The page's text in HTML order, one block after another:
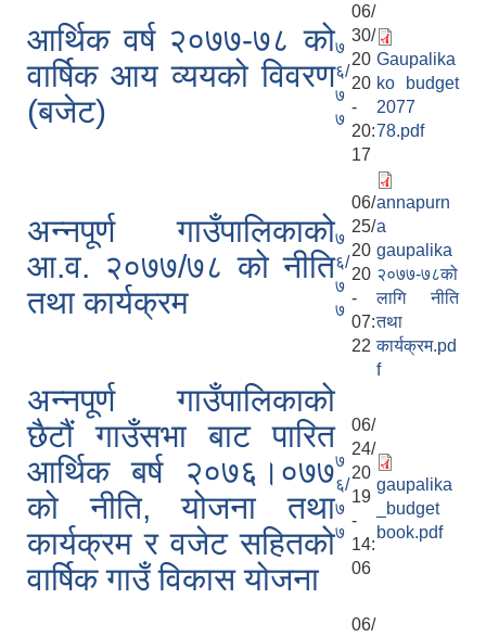
आर्थिक वर्ष २०७७-७८ को
वार्षिक आय व्ययको विवरण
(बजेट)
७
६/
७
७
06/
30/
20
20
-
20:
17
Gaupalika
ko budget
2077
78.pdf
अन्नपूर्ण गाउँपालिकाको
आ.व. २०७७/७८ को नीति
तथा कार्यक्रम
७
६/
७
७
06/
25/
20
20
-
07:
22
annapurn
a
gaupalika
२०७७-७८को
लागि नीति
तथा
कार्यक्रम.pd
f
अन्नपूर्ण गाउँपालिकाको
छैटौं गाउँसभा बाट पारित
आर्थिक बर्ष २०७६।०७७
को नीति, योजना तथा
कार्यक्रम र वजेट सहितको
वार्षिक गाउँ विकास योजना
७
६/
७
७
06/
24/
20
19
-
14:
06
gaupalika
_budget
book.pdf
06/